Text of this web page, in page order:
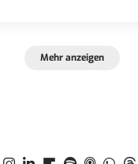
Mehr anzeigen